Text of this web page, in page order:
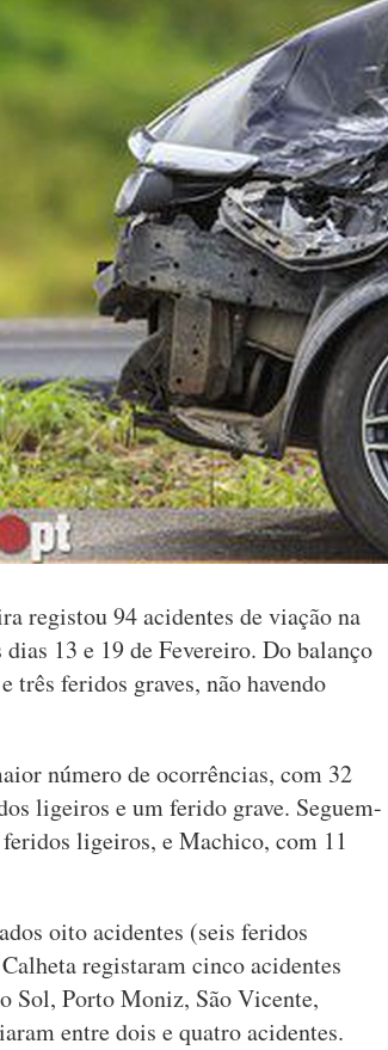
registou 94 acidentes de viação na
13 e 19 de Fevereiro. Do balanço
feridos graves, não havendo
número de ocorrências, com 32
ligeiros e um ferido grave. Seguem-
ligeiros, e Machico, com 11
oito acidentes (seis feridos
registaram cinco acidentes
Sol, Porto Moniz, São Vicente,
entre dois e quatro acidentes.